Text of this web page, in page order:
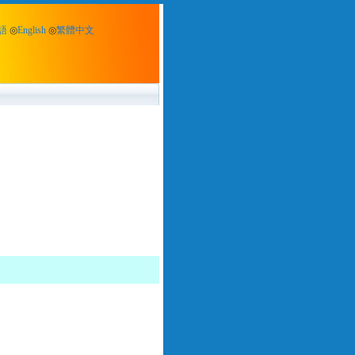
◎English ◎繁體中文